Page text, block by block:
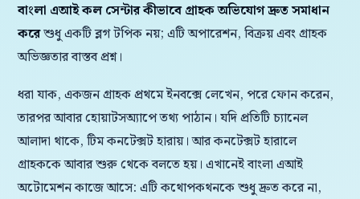
বাংলা এআই কল সেন্টার কীভাবে গ্রাহক অভিযোগ দ্রুত সমাধান
করেশুধু একটি ব্লগ টপিক নয়; এটি অপারেশন, বিক্রয় এবং গ্রাহক
অভিজ্ঞতার বাস্তব প্রশ্ন।
ধরা যাক, একজন গ্রাহক প্রথমে ইনবক্সে লেখেন, পরে ফোন করেন,
তারপর আবার হোয়াটসঅ্যাপে তথ্য পাঠান। যদি প্রতিটি চ্যানেল
আলাদা থাকে, টিম কনটেক্সট হারায়। আর কনটেক্সট হারালে
গ্রাহককে আবার শুরু থেকে বলতে হয়। এখানেই বাংলা এআই
অটোমেশন কাজে আসে: এটি কথোপকথনকে শুধু দ্রুত করে না,